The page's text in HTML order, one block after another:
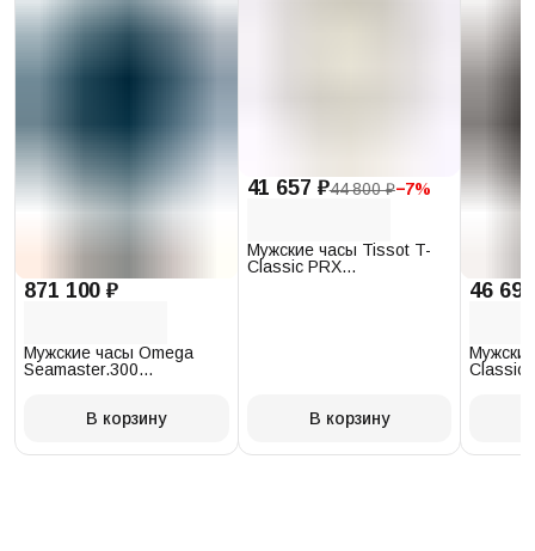
871 100 ₽
Мужские часы Omega
Seamaster.300
В корзину
41 657 ₽44 800 ₽−7%
Мужские часы Tissot T-
Classic PRX
В корзину
46
Classic